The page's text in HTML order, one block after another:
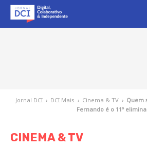
Jornal DCI › DCI Mais › Cinema & TV › Quem
Fernando é o 11º
CINEMA & TV